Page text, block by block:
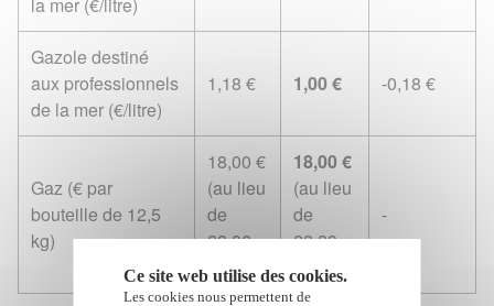
Gazole destiné
aux professionnels
de la mer (€/litre)
1,18 € 1,00 € -0,18 €
Gaz (€ par
bouteille de 12,5
kg)
18,00 €
(au lieu
de
22,06
€)
18,00 €
(au lieu
de
22,29
€)
-
Ce site web utilise des cookies.
Les cookies nous permettent de